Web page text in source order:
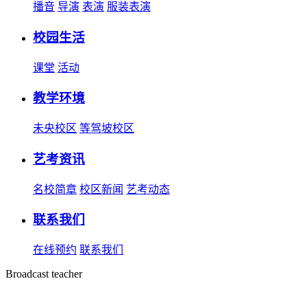
播音 导演 表演 服装表演
校园生活
课堂 活动
教学环境
未央校区 等驾坡校区
艺考资讯
名校简章 校区新闻 艺考动态
联系我们
在线预约 联系我们
Broadcast teacher